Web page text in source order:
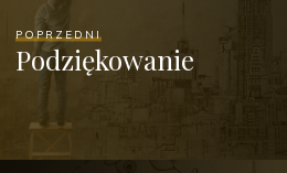
POPRZEDNI
Podziękowanie